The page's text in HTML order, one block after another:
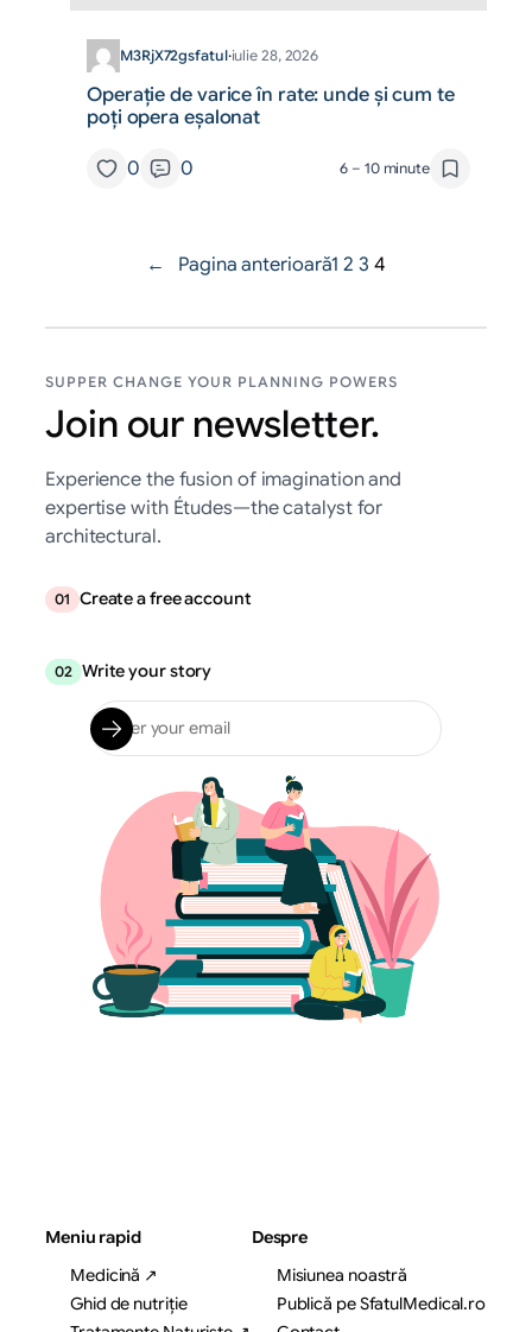
M3RjX72gsfatul·iulie 28, 2026
Operație de varice în rate: unde și cum te
poți opera eșalonat
0 0 6 – 10 minute
← Pagina anterioară1 2 3 4
SUPPER CHANGE YOUR PLANNING POWERS
Join our newsletter.
Experience the fusion of imagination and
expertise with Études—the catalyst for
architectural.
01 Create a free account
02 Write your story
Meniu rapid
Medicină ↗
Ghid de nutriție
Despre
Misiunea noastră
Publică pe SfatulMedical.ro